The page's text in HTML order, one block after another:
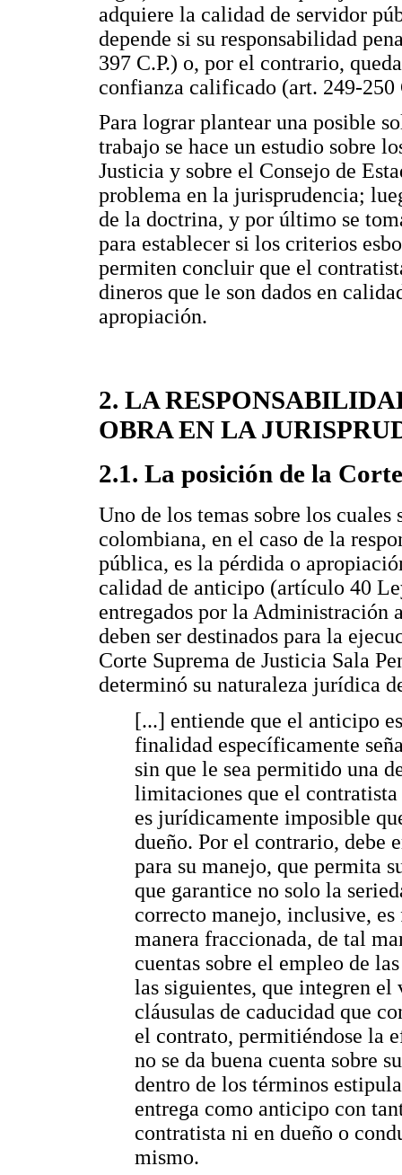
adquiere la calidad de servidor
depende si su responsabilidad
397 C.P.) o, por el contrario,
confianza calificado (art. 249-250
Para lograr plantear una posible
trabajo se hace un estudio sobre
Justicia y sobre el Consejo de
problema en la jurisprudencia;
de la doctrina, y por último se
para establecer si los criterios
permiten concluir que el
dineros que le son dados en
apropiación.
2. LA
OBRA EN LA
2.1. La posición de la
Uno de los temas sobre los
colombiana, en el caso de la
pública, es la pérdida o
calidad de anticipo (artículo 40
entregados por la Administración
deben ser destinados para la
Corte Suprema de Justicia Sala
determinó su naturaleza jurídica
[...] entiende que el anticipo
finalidad específicamente
sin que le sea permitido una
limitaciones que el
es jurídicamente imposible
dueño. Por el contrario, debe
para su manejo, que permita
que garantice no solo la
correcto manejo, inclusive,
manera fraccionada, de tal
cuentas sobre el empleo de
las siguientes, que integren
cláusulas de caducidad que
el contrato, permitiéndose la
no se da buena cuenta sobre
dentro de los términos
entrega como anticipo con
contratista ni en dueño o
mismo.